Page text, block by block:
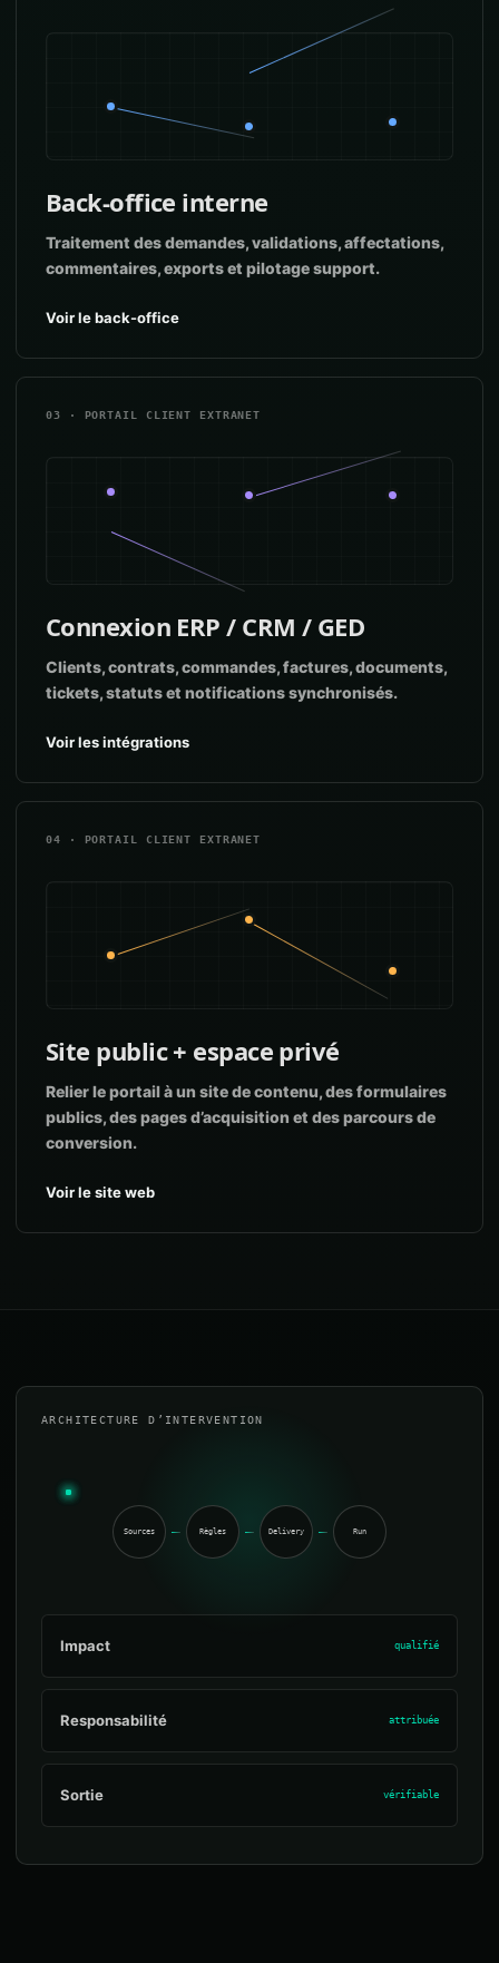
Back-office interne
Traitement des demandes, validations, affectations,
commentaires, exports et pilotage support.
Voir le back-office
03 · PORTAIL CLIENT EXTRANET
Connexion ERP / CRM / GED
Clients, contrats, commandes, factures, documents,
tickets, statuts et notifications synchronisés.
Voir les intégrations
04 · PORTAIL CLIENT EXTRANET
Site public + espace privé
Relier le portail à un site de contenu, des formulaires
publics, des pages d’acquisition et des parcours de
conversion.
Voir le site web
ARCHITECTURE D’INTERVENTION
Sources Règles Delivery Run
Impact qualifié
Responsabilité attribuée
Sortie vérifiable